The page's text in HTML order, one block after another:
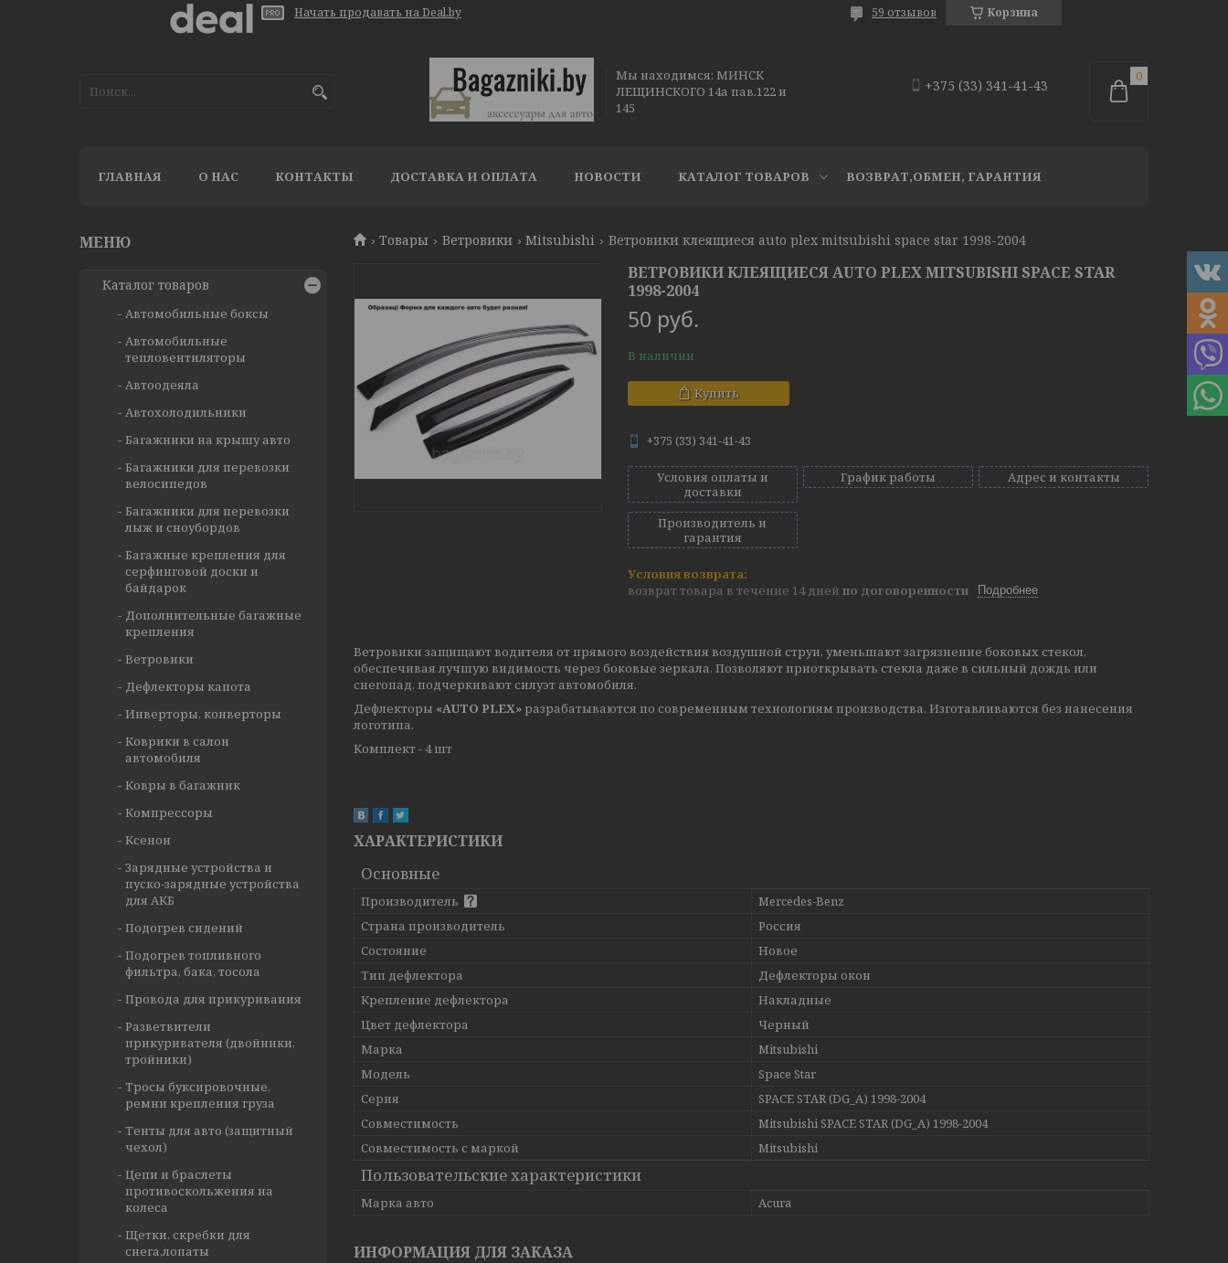
Начать продавать на Deal.by Корзина
59 отзывов
Мы находимся: МИНСК
ЛЕЩИНСКОГО 14а пав.122 и
145
+375 (33) 341-41-43
ГЛАВНАЯ О НАС КОНТАКТЫ ДОСТАВКА И ОПЛАТА НОВОСТИ КАТАЛОГ ТОВАРОВ ВОЗВРАТ,ОБМЕН, ГАРАНТИЯ
Товары Ветровики Mitsubishi Ветровики клеящиеся auto plex mitsubishi space star 1998-2004
ВЕТРОВИКИ КЛЕЯЩИЕСЯ AUTO PLEX MITSUBISHI SPACE STAR
1998-2004
50 руб.
В наличии
Купить
+375 (33) 341-41-43
Условия оплаты и
доставки
График работы Адрес и контакты
Производитель и
гарантия
возврат товара в течение 14 дней по договоренности Подробнее
Ветровики защищают водителя от прямого воздействия воздушной струи, уменьшают загрязнение боковых стекол,
обеспечивая лучшую видимость через боковые зеркала. Позволяют приоткрывать стекла даже в сильный дождь или
снегопад, подчеркивают силуэт автомобиля.
Дефлекторы «AUTO PLEX» разрабатываются по современным технологиям производства. Изготавливаются без нанесения
логотипа.
Комплект - 4 шт
ХАРАКТЕРИСТИКИ
Основные
Производитель
Mercedes-Benz
Страна производитель
Россия
Состояние
Новое
Тип дефлектора
Дефлекторы окон
Крепление дефлектора
Накладные
Цвет дефлектора
Черный
Марка
Mitsubishi
Модель
Space Star
Серия
SPACE STAR (DG_A) 1998-2004
Совместимость
Mitsubishi SPACE STAR (DG_A) 1998-2004
Совместимость с маркой
Mitsubishi
Пользовательские характеристики
Марка авто Acura
ИНФОРМАЦИЯ ДЛЯ ЗАКАЗА
Каталог товаров
Автомобильные боксы
Автомобильные
тепловентиляторы
Автоодеяла
Автохолодильники
Багажники на крышу авто
Багажники для перевозки
велосипедов
Багажники для перевозки
лыж и сноубордов
Багажные крепления для
серфинговой доски и
байдарок
Дополнительные багажные
крепления
Ветровики
Дефлекторы капота
Инверторы, конверторы
Коврики в салон
автомобиля
Ковры в багажник
Компрессоры
Ксенон
Зарядные устройства и
пуско-зарядные устройства
для АКБ
Подогрев сидений
Подогрев топливного
фильтра, бака, тосола
Провода для прикуривания
Разветвители
прикуривателя (двойники,
тройники)
Тросы буксировочные,
ремни крепления груза
Тенты для авто (защитный
чехол)
Цепи и браслеты
противоскольжения на
колеса
Щетки, скребки для
снега,лопаты